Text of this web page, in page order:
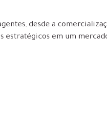
desde a
estratégicos em um